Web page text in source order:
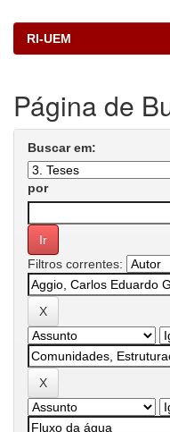
RI-UEM
Página de
Buscar em:
por
Filtros correntes: